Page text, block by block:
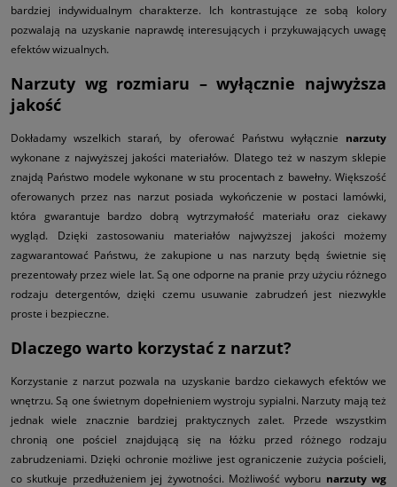
bardziej indywidualnym charakterze. Ich kontrastujące ze sobą kolory
pozwalają na uzyskanie naprawdę interesujących i przykuwających uwagę
efektów wizualnych.
Narzuty wg rozmiaru – wyłącznie najwyższa
jakość
Dokładamy wszelkich starań, by oferować Państwu wyłącznie narzuty
wykonane z najwyższej jakości materiałów. Dlatego też w naszym sklepie
znajdą Państwo modele wykonane w stu procentach z bawełny. Większość
oferowanych przez nas narzut posiada wykończenie w postaci lamówki,
która gwarantuje bardzo dobrą wytrzymałość materiału oraz ciekawy
wygląd.
Dzięki zastosowaniu materiałów najwyższej jakości możemy
zagwarantować Państwu, że zakupione u nas narzuty będą świetnie się
prezentowały przez wiele lat. Są one odporne na pranie przy użyciu różnego
rodzaju detergentów, dzięki czemu usuwanie zabrudzeń jest niezwykle
proste i bezpieczne.
Dlaczego warto korzystać z narzut?
Korzystanie z narzut pozwala na uzyskanie bardzo ciekawych efektów we
wnętrzu. Są one świetnym dopełnieniem wystroju sypialni. Narzuty mają też
jednak wiele znacznie bardziej praktycznych zalet.
Przede wszystkim
chronią one pościel znajdującą się na łóżku przed różnego rodzaju
zabrudzeniami. Dzięki ochronie możliwe jest ograniczenie zużycia pościeli,
co skutkuje przedłużeniem jej żywotności. Możliwość wyboru narzuty wg